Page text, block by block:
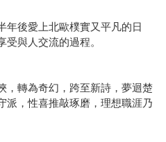
年後愛上北歐樸實又平凡的日
與人交流的過程。
，轉為奇幻，跨至新詩，夢迴楚
派，性喜推敲琢磨，理想職涯乃